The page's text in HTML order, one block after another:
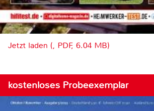
Jetzt laden (, PDF, 6.04 MB)
kostenloses Probeexemplar